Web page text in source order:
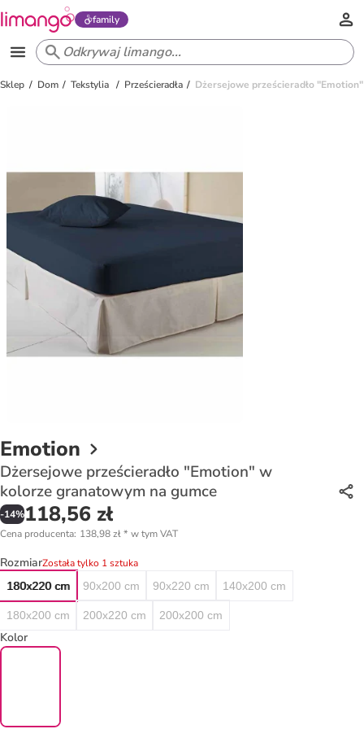
family
Sklep Dom Tekstylia Prześcieradła Dżersejowe prześcieradło
Emotion
Dżersejowe prześcieradło "Emotion" w
kolorze granatowym na gumce
-14%118,56 zł
Cena producenta: 138,98 zł* w tym VAT
RozmiarZostała tylko 1 sztuka
180x220 cm
90x200 cm 90x220 cm 140x200 cm
180x200 cm 200x220 cm 200x200 cm
Kolor